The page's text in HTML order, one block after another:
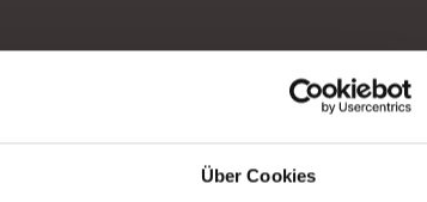
Über Cookies
falcon